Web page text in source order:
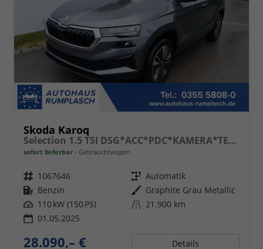
Skoda Karoq
Selection 1.5 TSI DSG*ACC*PDC*KAMERA*TEMPOMAT*LED*SMARTLINK*KLIMA*RADIO*17-ZOLL
sofort lieferbar Gebrauchtwagen
Fahrzeugnr. 1067646 Getriebe Automatik
Kraftstoff Benzin Außenfarbe Graphite Grau Metallic
Leistung 110 kW (150 PS) Kilometerstand 21.900 km
01.05.2025
28.090,– € Details